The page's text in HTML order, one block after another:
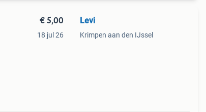
€ 5,00
18 jul 26
Levi
Krimpen aan den IJssel